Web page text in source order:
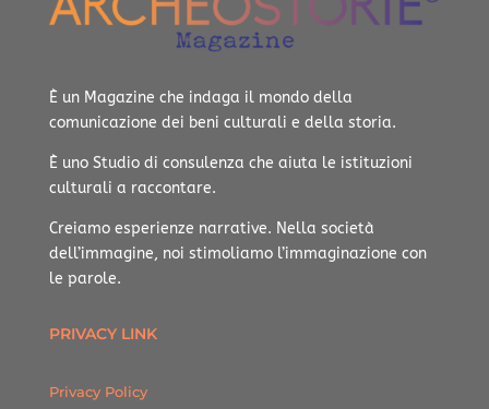
È un Magazine che indaga il mondo della
comunicazione dei beni culturali e della storia.
È uno Studio di consulenza che aiuta le istituzioni
culturali a raccontare.
Creiamo esperienze narrative. Nella società
dell’immagine, noi stimoliamo l’immaginazione con
le parole.
PRIVACY LINK
Privacy Policy